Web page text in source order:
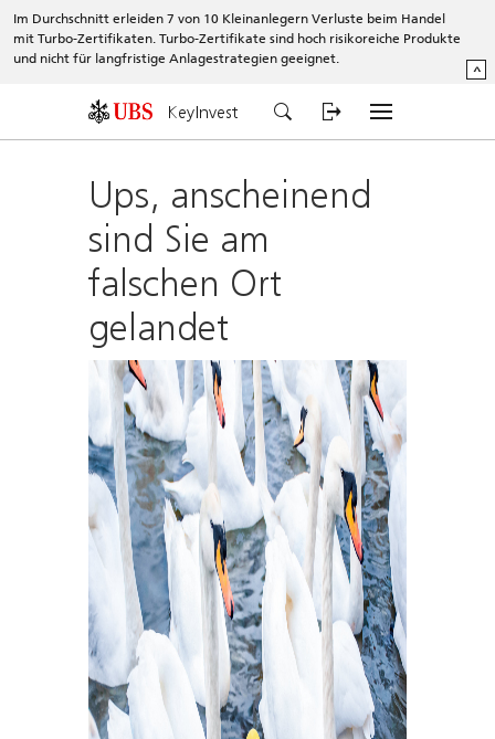
Im Durchschnitt erleiden 7 von 10 Kleinanlegern Verluste beim Handel
mit Turbo-Zertifikaten. Turbo-Zertifikate sind hoch risikoreiche Produkte
und nicht für langfristige Anlagestrategien geeignet.
^
KeyInvest
Ups, anscheinend
sind Sie am
falschen Ort
gelandet